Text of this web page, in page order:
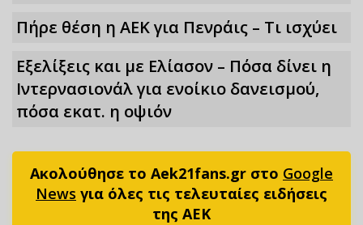
Πήρε θέση η ΑΕΚ για Πενράις – Τι ισχύει
Εξελίξεις και με Ελίασον – Πόσα δίνει η
Ιντερνασιονάλ για ενοίκιο δανεισμού,
πόσα εκατ. η οψιόν
Ακολούθησε το Aek21fans.gr στο Google
News για όλες τις τελευταίες ειδήσεις
της ΑΕΚ